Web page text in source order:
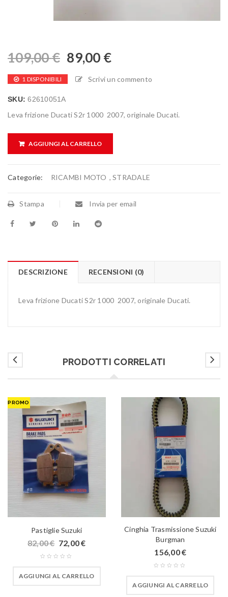
109,00€ 89,00 €
1 DISPONIBILI Scrivi un commento
SKU:62610051A
Leva frizione Ducati S2r 1000 2007, originale Ducati.
AGGIUNGI AL CARRELLO
Categorie: RICAMBI MOTO , STRADALE
Stampa Invia per email
DESCRIZIONE RECENSIONI (0)
Leva frizione Ducati S2r 1000 2007, originale Ducati.
PRODOTTI CORRELATI
PROMO
Pastiglie Suzuki
82,00€ 72,00€
AGGIUNGI AL CARRELLO
Cinghia Trasmissione Suzuki
Burgman
156,00€
AGGIUNGI AL CARRELLO